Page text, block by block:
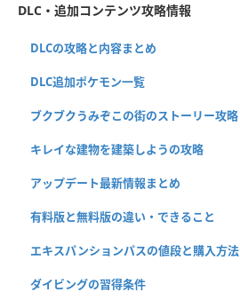
DLC・追加コンテンツ攻略情報
DLCの攻略と内容まとめ
DLC追加ポケモン一覧
ブクブクうみぞこの街のストーリー攻略
キレイな建物を建築しようの攻略
アップデート最新情報まとめ
有料版と無料版の違い・できること
エキスパンションパスの値段と購入方法
ダイビングの習得条件